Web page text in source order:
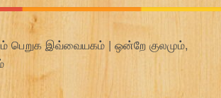
பெறுக இவ்வையகம் | ஒன்றே குலமும்,